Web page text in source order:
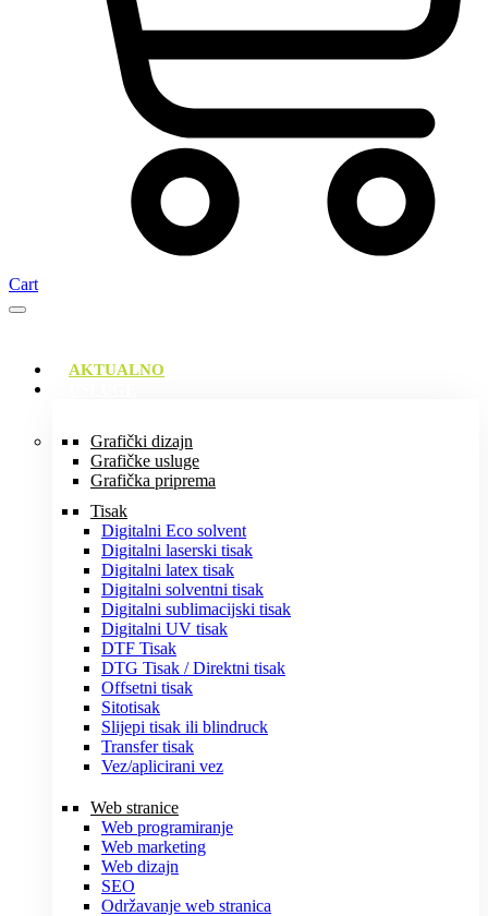
Cart
AKTUALNO
Grafički dizajn
Grafičke usluge
Grafička priprema
Tisak
Digitalni Eco solvent
Digitalni laserski tisak
Digitalni latex tisak
Digitalni solventni tisak
Digitalni sublimacijski tisak
Digitalni UV tisak
DTF Tisak
DTG Tisak / Direktni tisak
Offsetni tisak
Sitotisak
Slijepi tisak ili blindruck
Transfer tisak
Vez/aplicirani vez
Web stranice
Web programiranje
Web marketing
Web dizajn
SEO
Održavanje web stranica